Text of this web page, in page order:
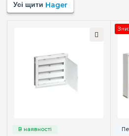
—
Зовнішній(1)
Внутрішній (у нішу)
Усі щити Hager